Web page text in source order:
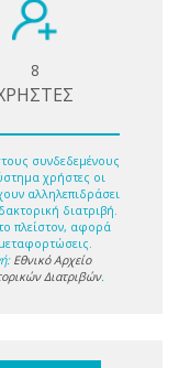
8
συνδεδεμένους
χρήστες οι
αλληλεπιδράσει
διατριβή.
πλείστον, αφορά
Εθνικό Αρχείο
Διατριβών.